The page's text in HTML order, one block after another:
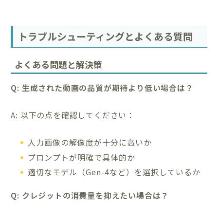
トラブルシューティングとよくある質問
よくある問題と解決策
Q: 生成された動画の品質が期待より低い場合は？
A: 以下の点を確認してください：
入力画像の解像度が十分に高いか
プロンプトが明確で具体的か
適切なモデル（Gen-4など）を選択しているか
Q: クレジットの消費量を抑えたい場合は？